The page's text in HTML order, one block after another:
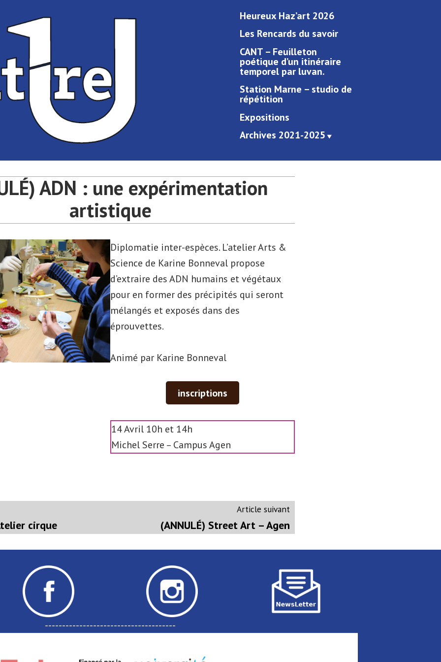
Bordeaux
Heureux Haz’art 2026
Les Rencards du savoir
CANT – Feuilleton
poétique d’un itinéraire
temporel par luvan.
Station Marne – studio de
répétition
Expositions
Archives 2021-2025
ADN : une expérimentation
artistique
Diplomatie inter-espèces. L’atelier Arts &
Science de Karine Bonneval propose
d’extraire des ADN humains et végétaux
pour en former des précipités qui seront
mélangés et exposés dans des
éprouvettes.
Animé par Karine Bonneval
inscriptions
14 Avril 10h et 14h
Michel Serre – Campus Agen
:
cirque
Article suivantArticle
(ANNULÉ) Street Art – Agen
--------------------------------------